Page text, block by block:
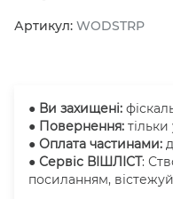
Артикул: WODSTRP
● Ви захищені:
● Повернення:
● Оплата частинами:
● Сервіс ВІШЛІСТ:
посиланням,